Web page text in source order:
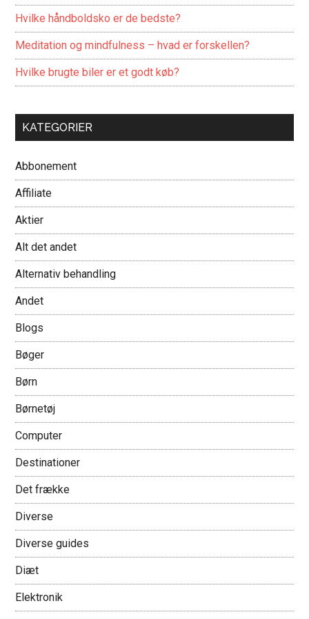
Hvilke håndboldsko er de bedste?
Meditation og mindfulness – hvad er forskellen?
Hvilke brugte biler er et godt køb?
KATEGORIER
Abbonement
Affiliate
Aktier
Alt det andet
Alternativ behandling
Andet
Blogs
Bøger
Børn
Børnetøj
Computer
Destinationer
Det frække
Diverse
Diverse guides
Diæt
Elektronik